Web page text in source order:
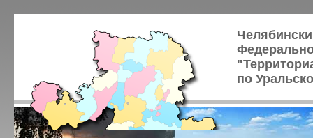
по